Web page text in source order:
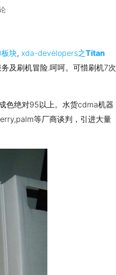
块, xda-developers之Titan
及刷机冒险.呵呵。可惜刷机7次
色绝对95以上。水货cdma机器
等厂商谈判，引进大量